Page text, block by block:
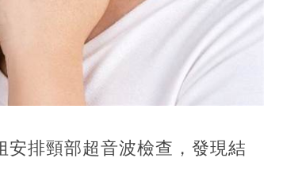
排頸部超音波檢查，發現結